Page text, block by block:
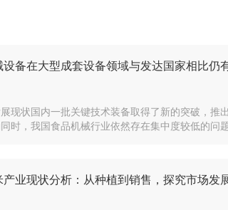
备在大型成套设备领域与发达国家相比仍
现状国内一批关键技术装备取得了新的突破，
时，我国食品机械行业依然存在集中度较低的问题
业现状分析：从种植到销售，探究市场发